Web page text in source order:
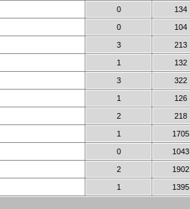
0 134
0 104
3 213
1 132
3 322
1 126
2 218
1 1705
0 1043
2 1902
1 1395